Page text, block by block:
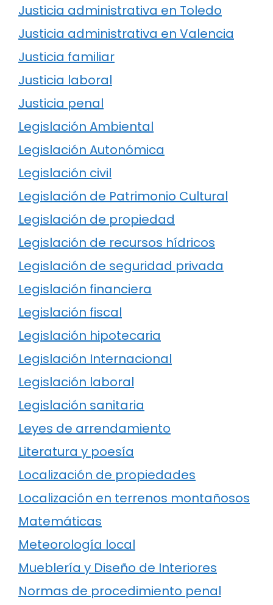
Justicia administrativa en Toledo
Justicia administrativa en Valencia
Justicia familiar
Justicia laboral
Justicia penal
Legislación Ambiental
Legislación Autonómica
Legislación civil
Legislación de Patrimonio Cultural
Legislación de propiedad
Legislación de recursos hídricos
Legislación de seguridad privada
Legislación financiera
Legislación fiscal
Legislación hipotecaria
Legislación Internacional
Legislación laboral
Legislación sanitaria
Leyes de arrendamiento
Literatura y poesía
Localización de propiedades
Localización en terrenos montañosos
Matemáticas
Meteorología local
Mueblería y Diseño de Interiores
Normas de procedimiento penal